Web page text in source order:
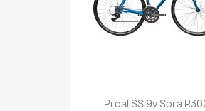
Proal SS 9v Sora